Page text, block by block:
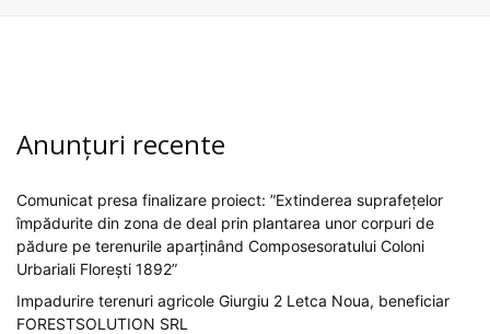
Anunțuri recente
Comunicat presa finalizare proiect: ”Extinderea suprafețelor
împădurite din zona de deal prin plantarea unor corpuri de
pădure pe terenurile aparținând Composesoratului Coloni
Urbariali Florești 1892”
Impadurire terenuri agricole Giurgiu 2 Letca Noua, beneficiar
FORESTSOLUTION SRL